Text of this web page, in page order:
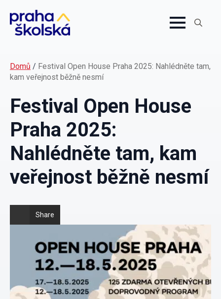
Domů / Festival Open House Praha 2025: Nahlédněte tam,
kam veřejnost běžně nesmí
Festival Open House
Praha 2025:
Nahlédněte tam, kam
veřejnost běžně nesmí
Share